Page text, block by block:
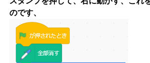
のです、